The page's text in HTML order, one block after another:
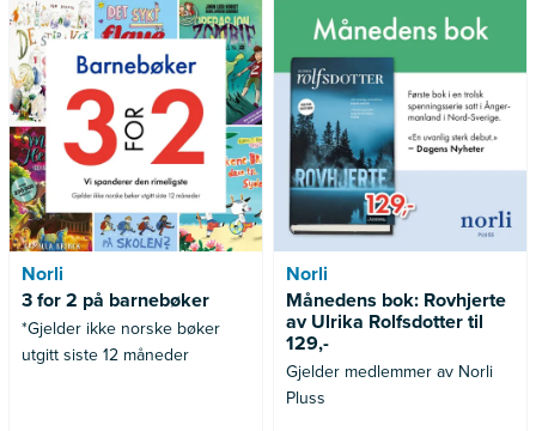
Norli
3 for 2 på barnebøker
*Gjelder ikke norske bøker
utgitt siste 12 måneder
*Gjelder ikke norske bøker
utgitt siste 12 måneder
Norli
Månedens bok: Rovhjerte
av Ulrika Rolfsdotter til
129,-
Gjelder medlemmer av Norli
Pluss
Gjelder medlemmer av Norli